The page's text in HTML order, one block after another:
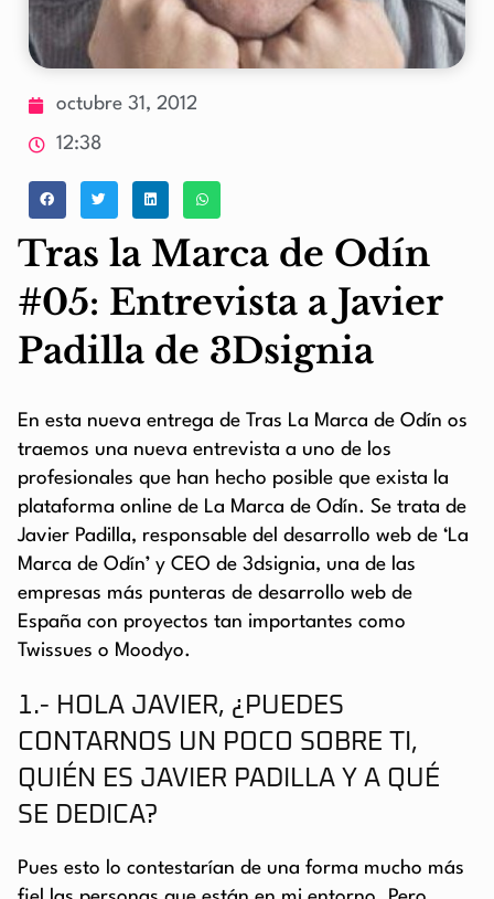
octubre 31, 2012
12:38
Tras la Marca de Odín
#05: Entrevista a Javier
Padilla de 3Dsignia
En esta nueva entrega de Tras La Marca de Odín os
traemos una nueva entrevista a uno de los
profesionales que han hecho posible que exista la
plataforma online de La Marca de Odín. Se trata de
Javier Padilla, responsable del desarrollo web de ‘La
Marca de Odín’ y CEO de 3dsignia, una de las
empresas más punteras de desarrollo web de
España con proyectos tan importantes como
Twissues o Moodyo.
1.- HOLA JAVIER, ¿PUEDES
CONTARNOS UN POCO SOBRE TI,
QUIÉN ES JAVIER PADILLA Y A QUÉ
SE DEDICA?
Pues esto lo contestarían de una forma mucho más